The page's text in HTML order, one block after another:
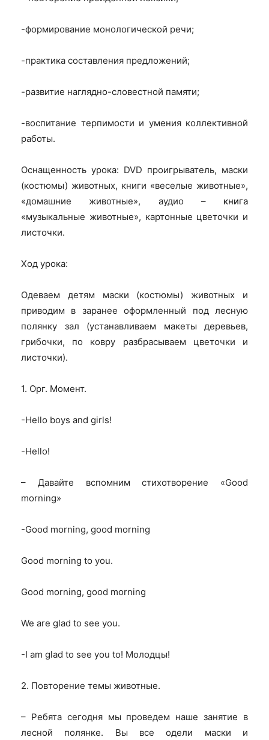
-формирование монологической речи;
-практика составления предложений;
-развитие наглядно-словестной памяти;
-воспитание терпимости и умения коллективной
работы.
Оснащенность урока: DVD проигрыватель, маски
(костюмы) животных, книги «веселые животные»,
«домашние животные», аудио –
книга
«музыкальные животные», картонные цветочки и
листочки.
Ход урока:
Одеваем детям маски (костюмы) животных и
приводим в заранее оформленный под лесную
полянку зал (устанавливаем макеты деревьев,
грибочки, по ковру разбрасываем цветочки и
листочки).
1. Орг. Момент.
-Hello boys and girls!
-Hello!
– Давайте вспомним стихотворение «Good
morning»
-Good morning, good morning
Good morning to you.
Good morning, good morning
We are glad to see you.
-I am glad to see you to! Молодцы!
2. Повторение темы животные.
– Ребята сегодня мы проведем наше занятие в
лесной полянке. Вы все одели маски и